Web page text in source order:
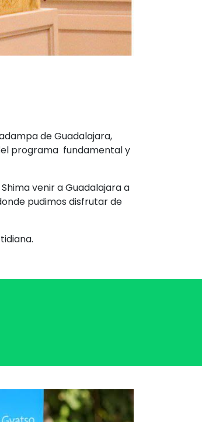
de Guadalajara,
programa fundamental y
venir a Guadalajara a
pudimos disfrutar de